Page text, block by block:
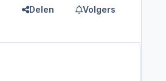
Delen Volgers